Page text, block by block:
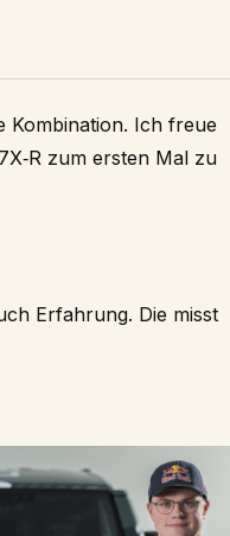
Kombination. Ich freue
zum ersten Mal zu
Erfahrung. Die misst